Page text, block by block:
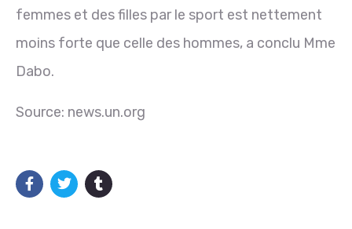
femmes et des filles par le sport est nettement
moins forte que celle des hommes, a conclu Mme
Dabo.
Source: news.un.org